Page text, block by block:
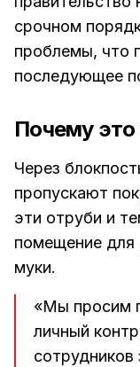
срочном
проблемы, что
последующее
Почему
Через
пропускают
эти отруби и
помещение для
муки.
«Мы просим
личный